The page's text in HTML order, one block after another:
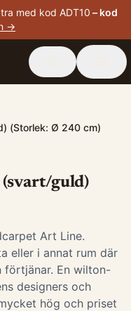
med kod ADT10 – kod
→
(Storlek: Ø 240 cm)
guld)
Art Line.
eller i annat rum där
förtjänar. En wilton-
designers och
hög och priset